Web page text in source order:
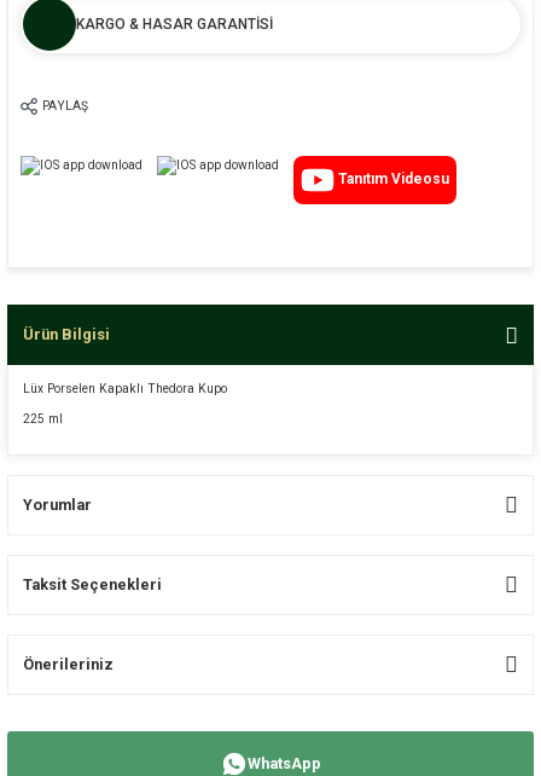
KARGO & HASAR GARANTİSİ
PAYLAŞ
Tanıtım Videosu
Ürün Bilgisi
Lüx Porselen Kapaklı Thedora Kupo
225 ml
Yorumlar
Taksit Seçenekleri
Önerileriniz
WhatsApp